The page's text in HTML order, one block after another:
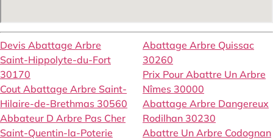
Devis Abattage Arbre
Saint-Hippolyte-du-Fort
30170
Cout Abattage Arbre Saint-
Hilaire-de-Brethmas 30560
Abbateur D Arbre Pas Cher
Saint-Quentin-la-Poterie
Abattage Arbre Quissac
30260
Prix Pour Abattre Un Arbre
Nîmes 30000
Abattage Arbre Dangereux
Rodilhan 30230
Abattre Un Arbre Codognan